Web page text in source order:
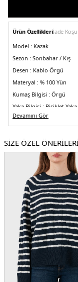
Ürün Özellikleriİade
Model : Kazak
Sezon : Sonbahar / Kış
Desen : Kablo Örgü
Materyal : % 100 Yün
Kumaş Bilgisi : Örgü
Yaka Bilgisi : Bisiklet Yaka
Kol Bilgisi :Uzun Kol
Yaş Grubu : Yetişkin
Menşei:Kamboçya
2DEWW0WW43586BDS.07
Devamını Gör
SİZE ÖZEL